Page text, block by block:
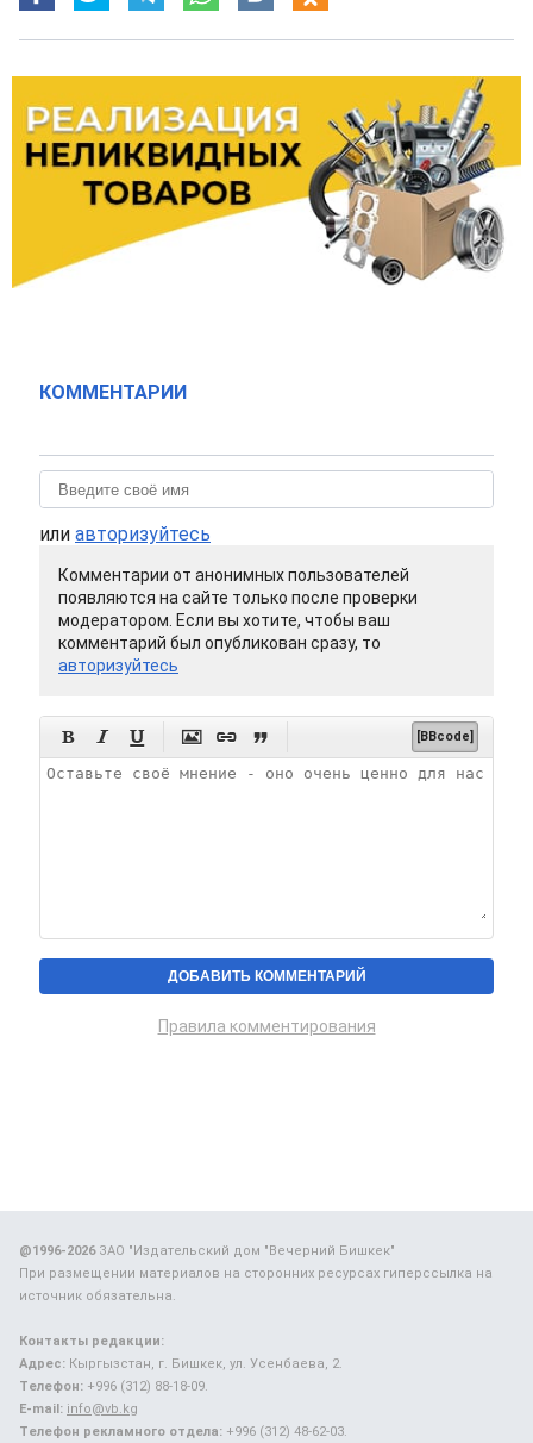
КОММЕНТАРИИ
или авторизуйтесь
Комментарии от анонимных пользователей
появляются на сайте только после проверки
модератором. Если вы хотите, чтобы ваш
комментарий был опубликован сразу, то
авторизуйтесь
      [BBcode]
Правила комментирования
@1996-2026ЗАО "Издательский дом "Вечерний Бишкек"
При размещении материалов на сторонних ресурсах гиперссылка на
источник обязательна.
Контакты редакции:
Адрес: Кыргызстан, г. Бишкек, ул. Усенбаева, 2.
Телефон: +996 (312) 88-18-09.
E-mail: info@vb.kg
Телефон рекламного отдела: +996 (312) 48-62-03.